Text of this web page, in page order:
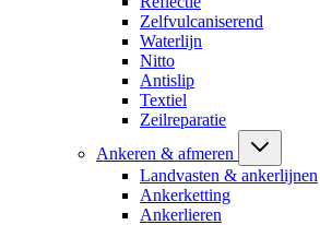
Zelfvulcaniserend
Waterlijn
Nitto
Antislip
Textiel
Zeilreparatie
Ankeren & afmeren
Landvasten & ankerlijnen
Ankerketting
Ankerlieren